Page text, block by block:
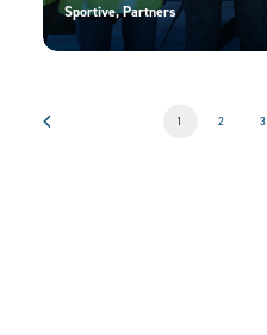
Sportive,Partners
1 2 3